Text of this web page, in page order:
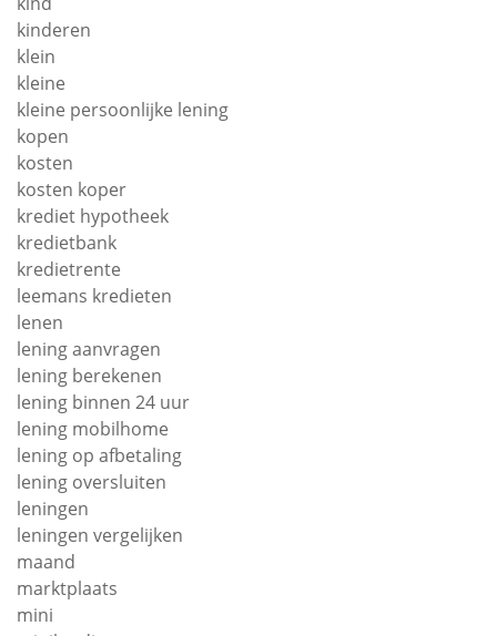
kinderen
klein
kleine
kleine persoonlijke lening
kopen
kosten
kosten koper
krediet hypotheek
kredietbank
kredietrente
leemans kredieten
lenen
lening aanvragen
lening berekenen
lening binnen 24 uur
lening mobilhome
lening op afbetaling
lening oversluiten
leningen
leningen vergelijken
maand
marktplaats
mini